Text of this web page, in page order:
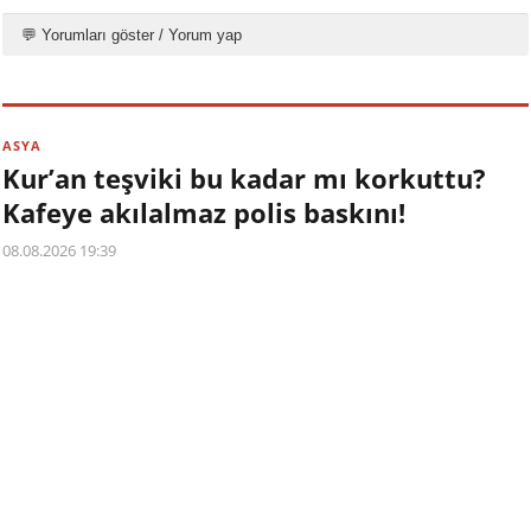
💬 Yorumları göster / Yorum yap
ASYA
Kur’an teşviki bu kadar mı korkuttu?
Kafeye akılalmaz polis baskını!
08.08.2026 19:39